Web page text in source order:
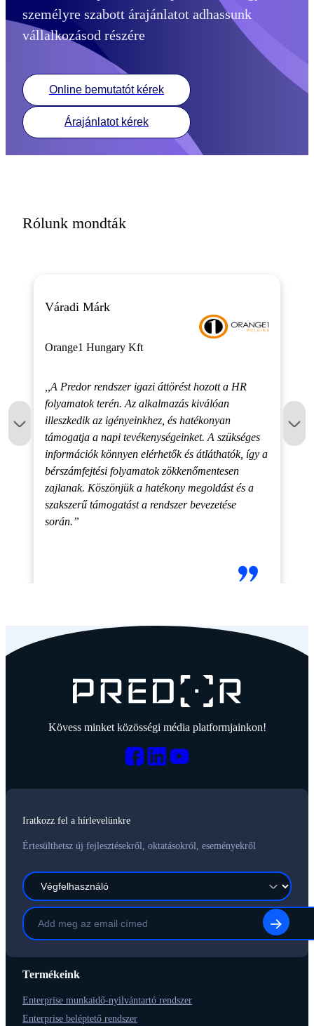
személyre szabott árajánlatot adhassunk
vállalkozásod részére
Online bemutatót kérek
Árajánlatot kérek
Rólunk mondták
Váradi Márk
Orange1 Hungary Kft
,,A Predor rendszer igazi áttörést hozott a HR
folyamatok terén. Az alkalmazás kiválóan
illeszkedik az igényeinkhez, és hatékonyan
támogatja a napi tevékenységeinket. A szükséges
információk könnyen elérhetők és átláthatók, így a
bérszámfejtési folyamatok zökkenőmentesen
zajlanak. Köszönjük a hatékony megoldást és a
szakszerű támogatást a rendszer bevezetése
során.”
Kövess minket közösségi média platformjainkon!
Termékeink
Enterprise munkaidő-nyilvántartó rendszer
Enterprise beléptető rendszer
Iratkozz fel a hírlevelünkre
Értesülthetsz új fejlesztésekről, oktatásokról, eseményekről